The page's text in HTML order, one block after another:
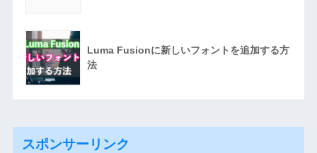
Luma Fusionに新しいフォントを追加する方
法
スポンサーリンク